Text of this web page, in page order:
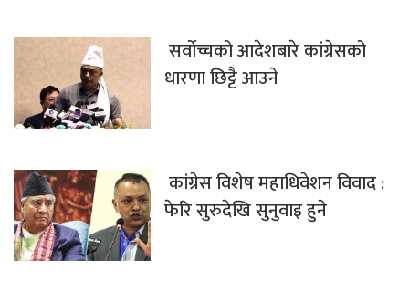
सर्वोच्चको आदेशबारे कांग्रेसको
धारणा छिट्टै आउने
कांग्रेस विशेष महाधिवेशन विवाद :
फेरि सुरुदेखि सुनुवाइ हुने